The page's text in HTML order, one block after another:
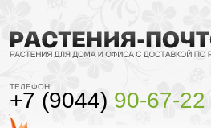
ТЕЛЕФОН:
+7 (9044) 90-67-22